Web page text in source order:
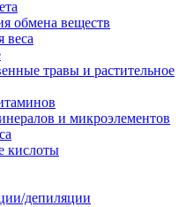
обмена веществ
травы и растительное
и микроэлементов
кислоты
депиляции